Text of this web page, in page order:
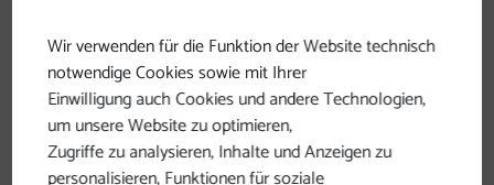
Informationen
Wir verwenden für die Funktion der Website technisch
notwendige Cookies sowie mit Ihrer
Einwilligung auch Cookies und andere Technologien,
um unsere Website zu optimieren,
Zugriffe zu analysieren, Inhalte und Anzeigen zu
personalisieren, Funktionen für soziale